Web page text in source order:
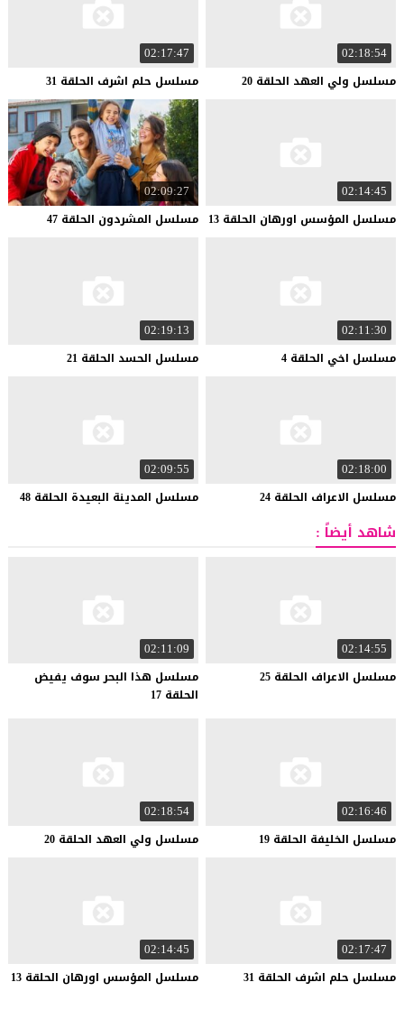
02:18:54
مسلسل ولي العهد الحلقة 20
02:17:47
مسلسل حلم اشرف الحلقة 31
02:14:45
مسلسل المؤسس اورهان الحلقة 13
02:09:27
مسلسل المشردون الحلقة 47
02:11:30
مسلسل اخي الحلقة 4
02:19:13
مسلسل الحسد الحلقة 21
02:18:00
مسلسل الاعراف الحلقة 24
02:09:55
مسلسل المدينة البعيدة الحلقة 48
شاهد أيضاً :
02:14:55
مسلسل الاعراف الحلقة 25
02:11:09
مسلسل هذا البحر سوف يفيض
الحلقة 17
02:16:46
مسلسل الخليفة الحلقة 19
02:18:54
مسلسل ولي العهد الحلقة 20
02:17:47
مسلسل حلم اشرف الحلقة 31
02:14:45
مسلسل المؤسس اورهان الحلقة 13